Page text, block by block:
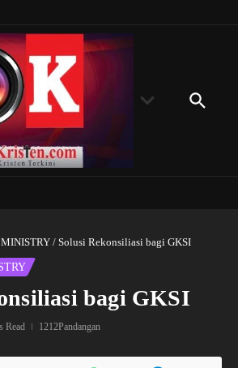
/ Solusi Rekonsiliasi bagi GKSI
bagi GKSI
Read
1212Pandangan